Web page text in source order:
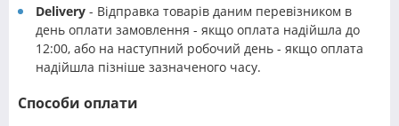
Delivery - Відправка товарів даним перевізником в
день оплати замовлення - якщо оплата надійшла до
12:00, або на наступний робочий день - якщо оплата
надійшла пізніше зазначеного часу.
Способи оплати